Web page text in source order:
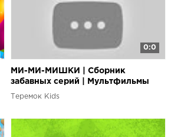
0:0
МИ-МИ-МИШКИ | Сборник
забавных серий | Мультфильмы
для детей? Май
Теремок Kids